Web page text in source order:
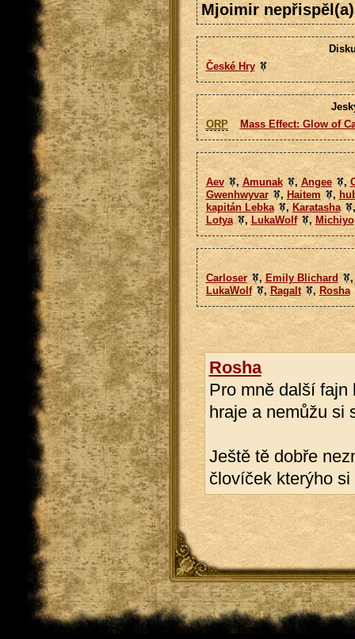
Mjoimir
České Hry
ORP
Mass Effect: Glow of
Aev , Amunak , Angee ,
Gwenhwyvar
, Haitem ,
kapitán Lebka
, Karatasha
Lotya
, LukaWolf , Michiyo
Carloser , Emily Blichard
LukaWolf
,Ragalt , Rosha
Rosha
Pro mně další fajn
hraje a nemůžu si
Ještě tě dobře
človíček kterýho